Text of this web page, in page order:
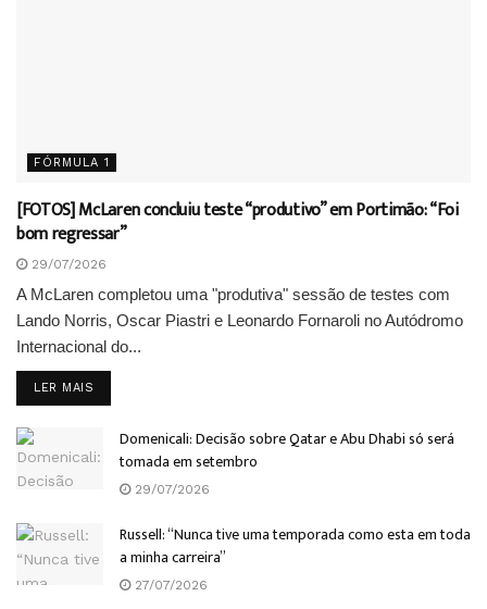
FÓRMULA 1
[FOTOS] McLaren concluiu teste “produtivo” em Portimão: “Foi
bom regressar”
29/07/2026
A McLaren completou uma "produtiva" sessão de testes com
Lando Norris, Oscar Piastri e Leonardo Fornaroli no Autódromo
Internacional do...
LER MAIS
Domenicali: Decisão sobre Qatar e Abu Dhabi só será
tomada em setembro
29/07/2026
Russell: “Nunca tive uma temporada como esta em toda
a minha carreira”
27/07/2026